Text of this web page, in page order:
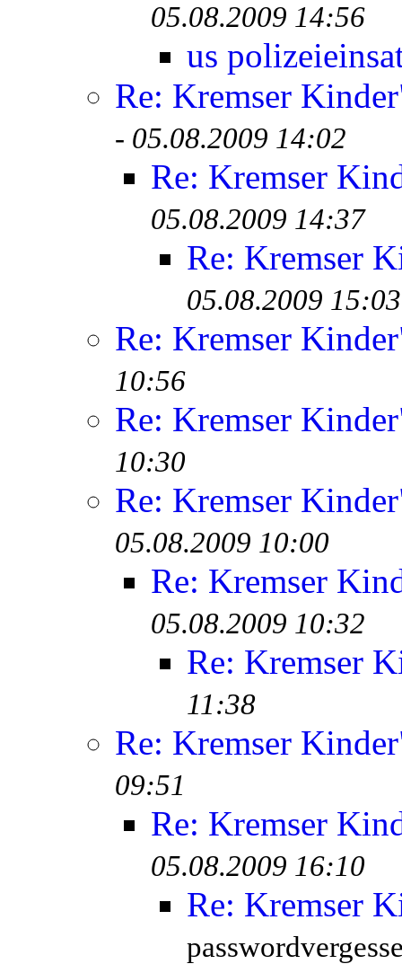
05.08.2009 14:56
us
Re: Kremser
- 05.08.2009 14:02
Re: Kremser
05.08.2009 14:37
Re: Kremser
05.08.2009 15:03
Re: Kremser
10:56
Re: Kremser
10:30
Re: Kremser
05.08.2009 10:00
Re: Kremser
05.08.2009 10:32
Re: Kremser
11:38
Re: Kremser
09:51
Re: Kremser
05.08.2009 16:10
Re: Kremser